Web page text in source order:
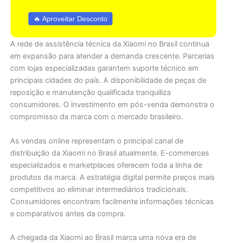
🔥 Aproveitar Desconto
A rede de assistência técnica da Xiaomi no Brasil continua
em expansão para atender a demanda crescente. Parcerias
com lojas especializadas garantem suporte técnico em
principais cidades do país. A disponibilidade de peças de
reposição e manutenção qualificada tranquiliza
consumidores. O investimento em pós-venda demonstra o
compromisso da marca com o mercado brasileiro.
As vendas online representam o principal canal de
distribuição da Xiaomi no Brasil atualmente. E-commerces
especializados e marketplaces oferecem toda a linha de
produtos da marca. A estratégia digital permite preços mais
competitivos ao eliminar intermediários tradicionais.
Consumidores encontram facilmente informações técnicas
e comparativos antes da compra.
A chegada da Xiaomi ao Brasil marca uma nova era de